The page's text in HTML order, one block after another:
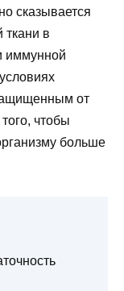
сказывается
ткани в
иммунной
от
чтобы
больше